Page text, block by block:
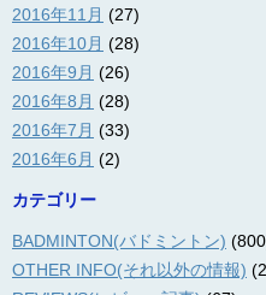
2016年11月 (27)
2016年10月 (28)
2016年9月 (26)
2016年8月 (28)
2016年7月 (33)
2016年6月 (2)
カテゴリー
BADMINTON(バドミントン)
OTHER INFO(それ以外の情報)